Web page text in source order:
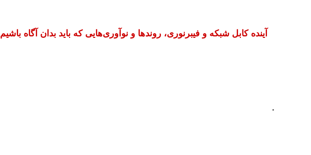
آینده کابل شبکه و فیبرنوری، روندها و نوآوری‌هایی که باید بدان آگاه باشیم